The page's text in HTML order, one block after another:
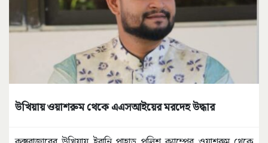
উখিয়ায় ওয়াশরুম থেকে এএসআইয়ের মরদেহ উদ্ধার